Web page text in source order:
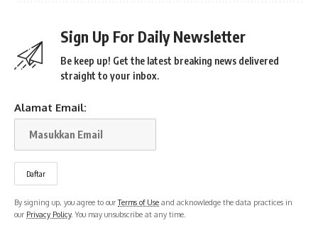
Sign Up For Daily Newsletter
Be keep up! Get the latest breaking news delivered
straight to your inbox.
Alamat Email:
By signing up, you agree to ourTerms of Use and acknowledge the data practices in
our Privacy Policy. You may unsubscribe at any time.